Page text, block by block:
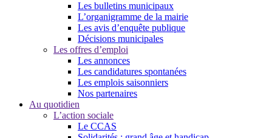
Les bulletins municipaux
L’organigramme de la mairie
Les avis d’enquête publique
Décisions municipales
Les offres d’emploi
Les annonces
Les candidatures spontanées
Les emplois saisonniers
Nos partenaires
Au quotidien
L’action sociale
Le CCAS